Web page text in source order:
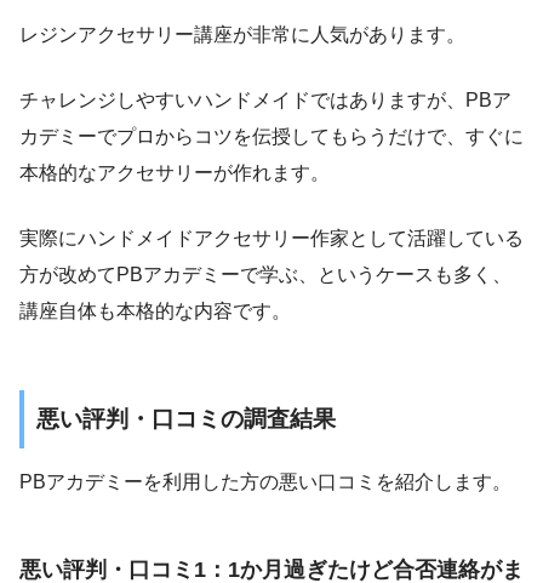
レジンアクセサリー講座が非常に人気があります。
チャレンジしやすいハンドメイドではありますが、PBア
カデミーでプロからコツを伝授してもらうだけで、すぐに
本格的なアクセサリーが作れます。
実際にハンドメイドアクセサリー作家として活躍している
方が改めてPBアカデミーで学ぶ、というケースも多く、
講座自体も本格的な内容です。
悪い評判・口コミの調査結果
PBアカデミーを利用した方の悪い口コミを紹介します。
悪い評判・口コミ1：1か月過ぎたけど合否連絡がま